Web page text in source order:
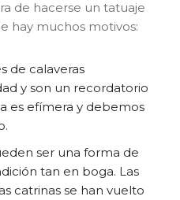
de hacerse un tatuaje
hay muchos motivos:
de calaveras
y son un recordatorio
es efímera y debemos
ser una forma de
tan en boga. Las
catrinas se han vuelto